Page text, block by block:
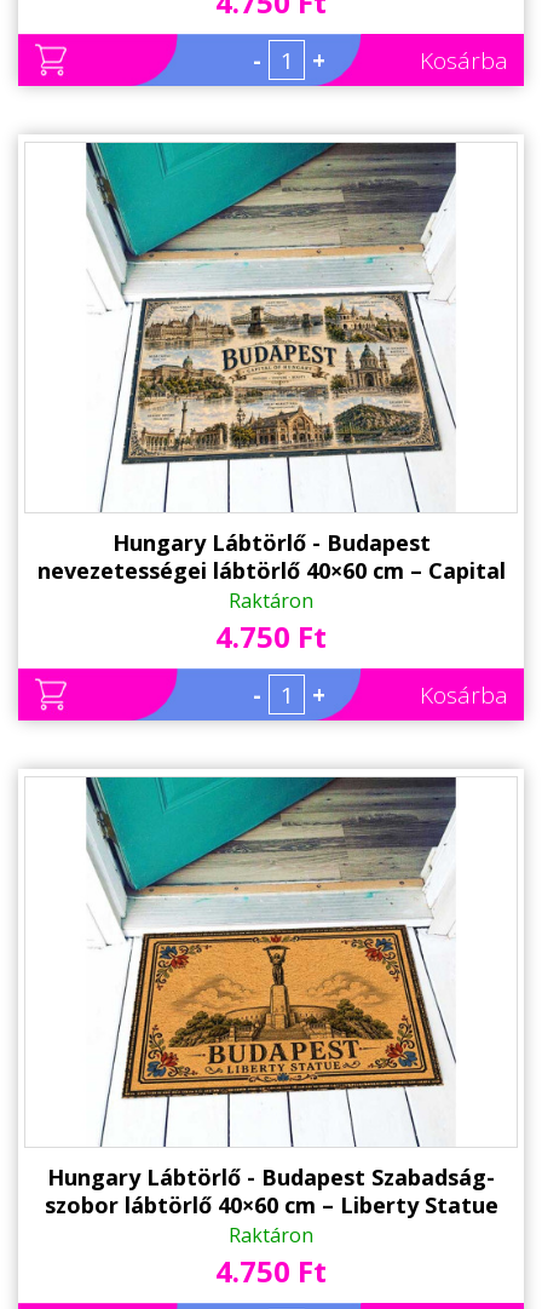
- + Kosárba
Hungary Lábtörlő - Budapest
nevezetességei lábtörlő 40×60 cm – Capital
of Hungary magyar ajándék
Raktáron
4.750 Ft
- + Kosárba
Hungary Lábtörlő - Budapest Szabadság-
szobor lábtörlő 40×60 cm – Liberty Statue
Hungary ajándék
Raktáron
4.750 Ft